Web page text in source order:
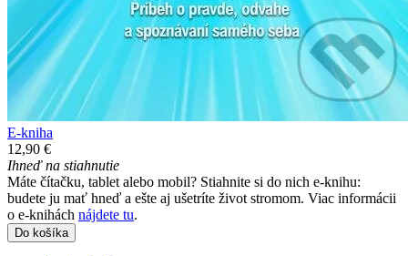
E-kniha
12,90 €
Ihneď na stiahnutie
Máte čítačku, tablet alebo mobil? Stiahnite si do nich e-knihu:
budete ju mať hneď a ešte aj ušetríte život stromom. Viac informácii
o e-knihách nájdete tu.
Do košíka